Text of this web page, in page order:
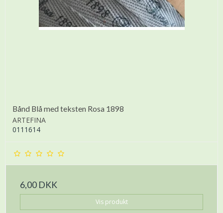
Bånd Blå med teksten Rosa 1898
ARTEFINA
0111614
6,00 DKK
Vis produkt